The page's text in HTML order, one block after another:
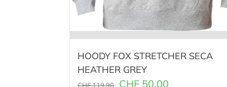
HOODY FOX STRETCHER SECA
HEATHER GREY
CHF119.90 CHF 50.00